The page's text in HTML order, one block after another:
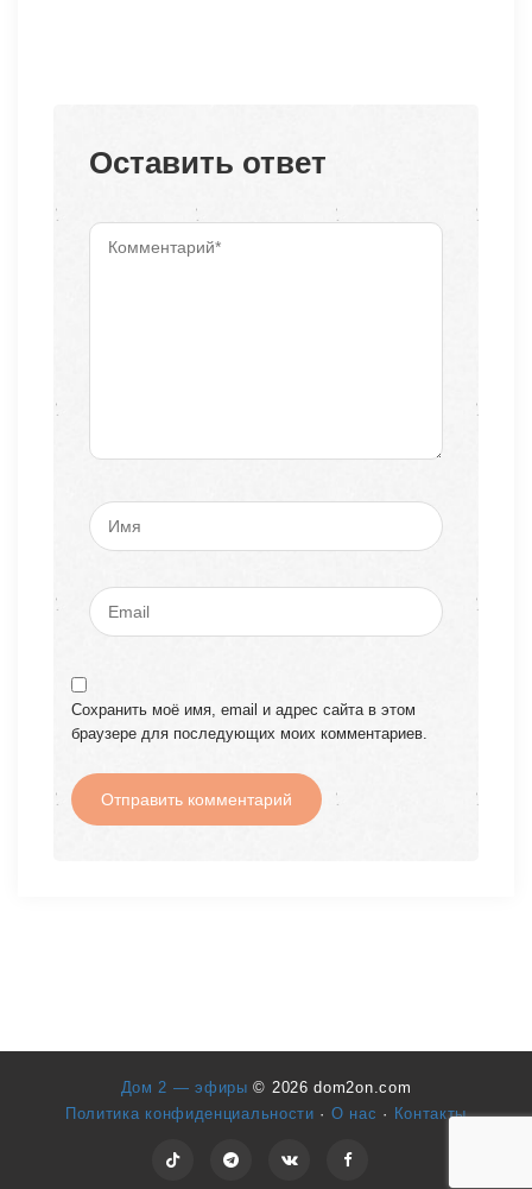
Оставить ответ
Сохранить моё имя, email и адрес сайта в этом
браузере для последующих моих комментариев.
Дом 2 — эфиры© 2026 dom2on.com
Политика конфиденциальности · О нас · Контакты